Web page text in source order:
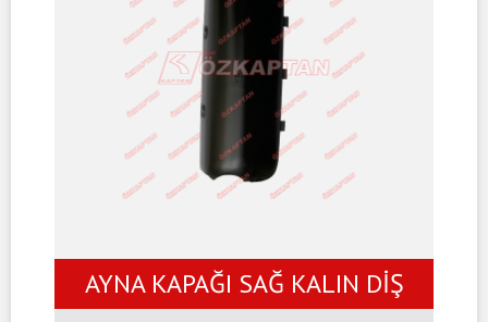
AYNA KAPAĞI SAĞ KALIN DİŞ